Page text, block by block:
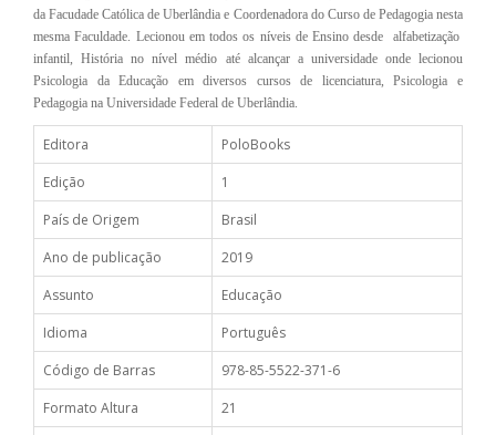
da Facudade Católica de Uberlândia e Coordenadora do Curso de Pedagogia nesta
mesma Faculdade. Lecionou em todos os níveis de Ensino desde alfabetização
infantil, História no nível médio até alcançar a universidade onde lecionou
Psicologia da Educação em diversos cursos de licenciatura, Psicologia e
Pedagogia na Universidade Federal de Uberlândia.
Editora
PoloBooks
Edição
1
País de Origem
Brasil
Ano de publicação
2019
Assunto
Educação
Idioma
Português
Código de Barras
978-85-5522-371-6
Formato Altura
21